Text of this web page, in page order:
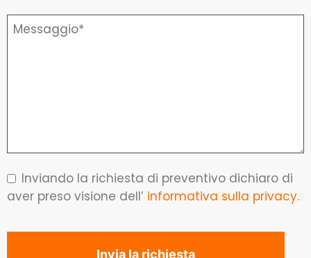
Inviando la richiesta di preventivo dichiaro di
aver preso visione dell’ informativa sulla privacy.
Invia la richiesta